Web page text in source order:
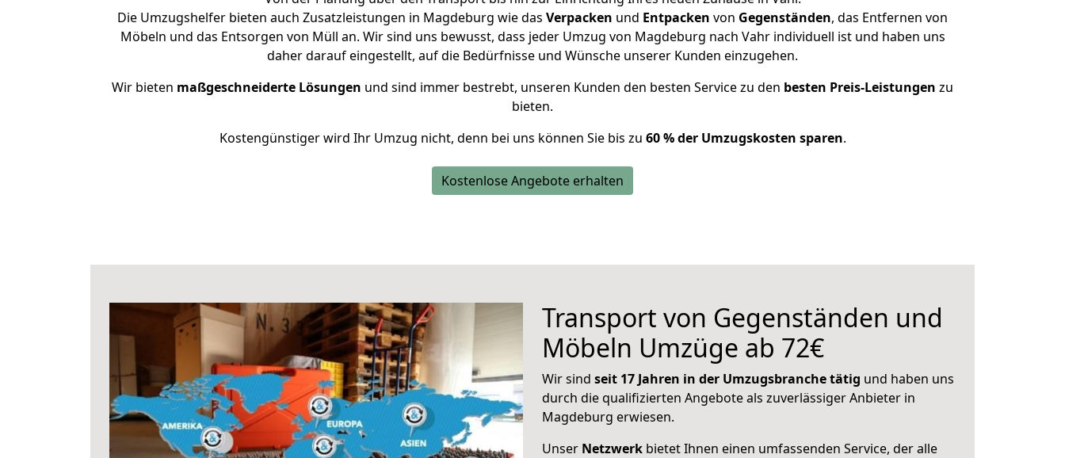
Die Umzugshelfer bieten auch Zusatzleistungen in Magdeburg wie das Verpacken und Entpacken von Gegenständen, das Entfernen von
Möbeln und das Entsorgen von Müll an. Wir sind uns bewusst, dass jeder Umzug von Magdeburg nach Vahr individuell ist und haben uns
daher darauf eingestellt, auf die Bedürfnisse und Wünsche unserer Kunden einzugehen.
Wir bieten maßgeschneiderte Lösungen und sind immer bestrebt, unseren Kunden den besten Service zu den besten Preis-Leistungen zu
bieten.
Kostengünstiger wird Ihr Umzug nicht, denn bei uns können Sie bis zu 60 % der Umzugskosten sparen.
Kostenlose Angebote erhalten
Transport von Gegenständen und
Möbeln Umzüge ab 72€
Wir sind seit 17 Jahren in der Umzugsbranche tätig und haben uns
durch die qualifizierten Angebote als zuverlässiger Anbieter in
Magdeburg erwiesen.
Unser Netzwerk bietet Ihnen einen umfassenden Service, der alle